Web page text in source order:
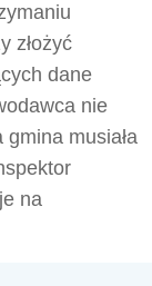
złożyć
dane
nie
musiała
na